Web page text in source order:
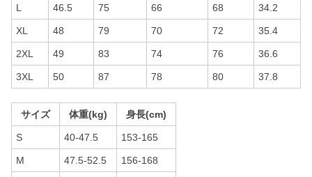
L 46.5 75 66 68 34.2
XL 48 79 70 72 35.4
2XL 49 83 74 76 36.6
3XL 50 87 78 80 37.8
サイズ 体重(kg) 身長(cm)
S 40-47.5 153-165
M 47.5-52.5 156-168